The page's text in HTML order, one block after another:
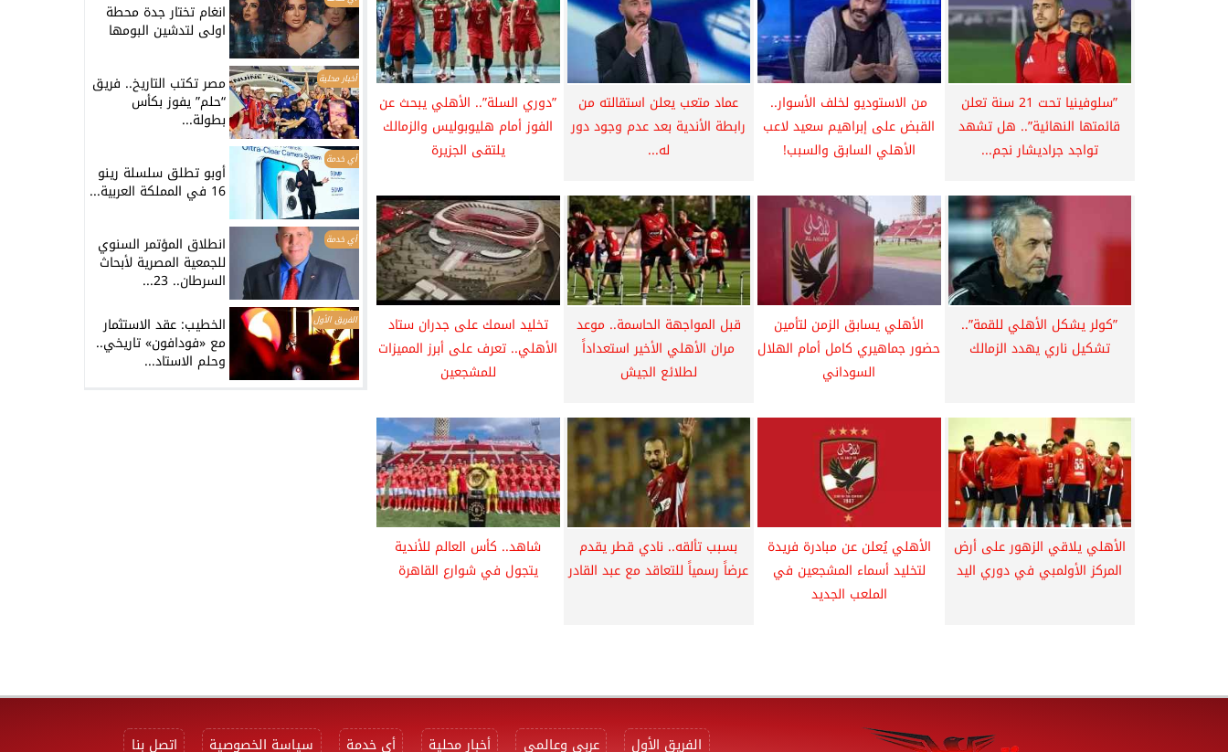
”سلوفينيا تحت 21 سنة تعلن
قائمتها النهائية”.. هل تشهد
تواجد جراديشار نجم...
من الاستوديو لخلف الأسوار..
القبض على إبراهيم سعيد لاعب
الأهلي السابق والسبب!
عماد متعب يعلن استقالته من
رابطة الأندية بعد عدم وجود دور
له...
”دوري السلة”.. الأهلي يبحث عن
الفوز أمام هليوبوليس والزمالك
يلتقى الجزيرة
”كولر يشكل الأهلي للقمة”..
تشكيل ناري يهدد الزمالك
الأهلي يسابق الزمن لتأمين
حضور جماهيري كامل أمام الهلال
السوداني
قبل المواجهة الحاسمة.. موعد
مران الأهلي الأخير استعداداً
لطلائع الجيش
تخليد اسمك على جدران ستاد
الأهلي.. تعرف على أبرز المميزات
للمشجعين
الأهلي يلاقي الزهور على أرض
المركز الأولمبي في دوري اليد
الأهلي يُعلن عن مبادرة فريدة
لتخليد أسماء المشجعين في
الملعب الجديد
بسبب تألقه.. نادي قطر يقدم
عرضاً رسمياً للتعاقد مع عبد القادر
شاهد.. كأس العالم للأندية
يتجول في شوارع القاهرة
انغام تختار جدة محطة
اولى لتدشين البومها
أخبار محلية مصر تكتب التاريخ.. فريق
“حلم” يفوز بكأس
بطولة...
أي خدمة
أوبو تطلق سلسلة رينو
16 في المملكة العربية...
أي خدمة انطلاق المؤتمر السنوي
للجمعية المصرية لأبحاث
السرطان.. 23...
الفريق الأول الخطيب: عقد الاستثمار
مع «فودافون» تاريخي..
وحلم الاستاد...
الفريق الأول عربي وعالمي أخبار محلية أي خدمة سياسة الخصوصية اتصل بنا